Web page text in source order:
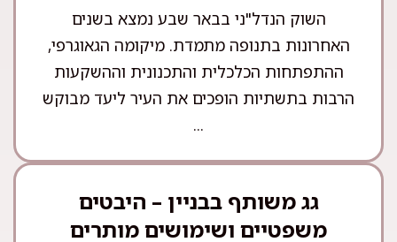
השוק הנדל"ני בבאר שבע נמצא בשנים
האחרונות בתנופה מתמדת. מיקומה הגאוגרפי,
ההתפתחות הכלכלית והתכנונית וההשקעות
הרבות בתשתיות הופכים את העיר ליעד מבוקש
...
גג משותף בבניין – היבטים
משפטיים ושימושים מותרים